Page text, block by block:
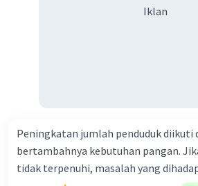
Iklan
Peningkatan jumlah penduduk diikuti
bertambahnya kebutuhan pangan.
tidak terpenuhi, masalah yang